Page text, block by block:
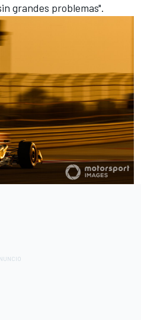
grandes problemas".